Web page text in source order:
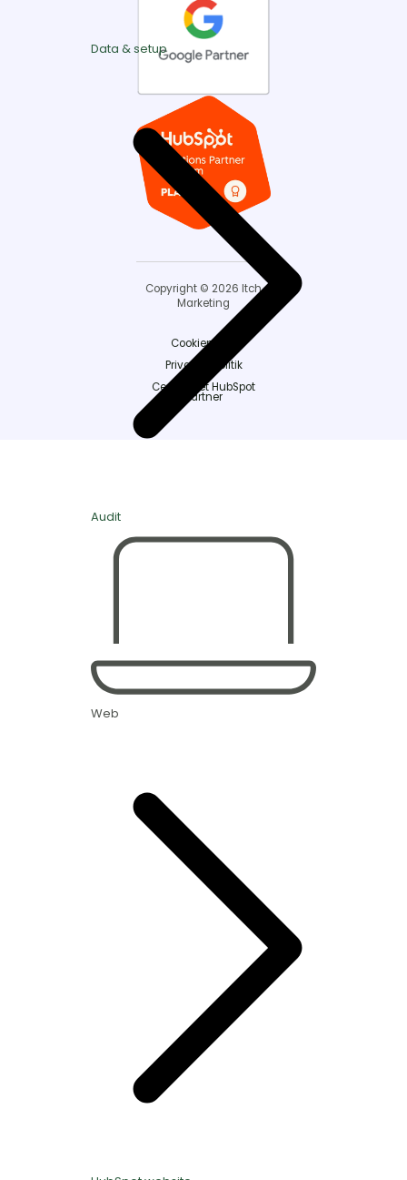
Data & setup
Audit
Web
Copyright © 2026 Itch
Marketing
Cookiepolitik
Privatlivspolitik
Certificeret HubSpot
partner